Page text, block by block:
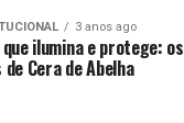
3 anos ago
que ilumina e protege:
de Cera de Abelha